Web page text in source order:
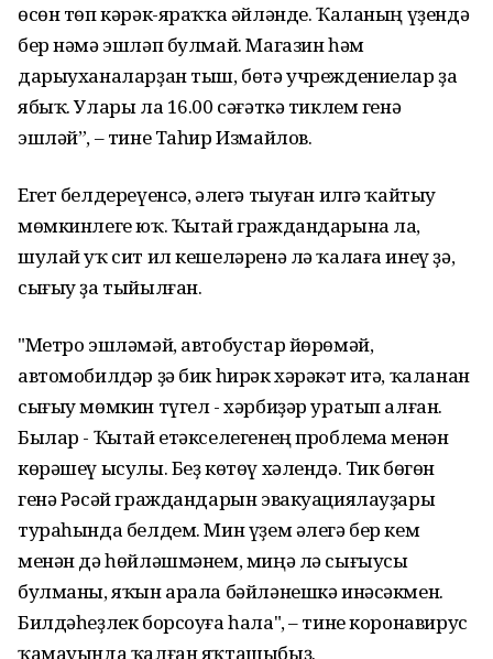
өсөн төп кәрәк-яраҡҡа әйләнде. Ҡаланың үҙендә
бер нәмә эшләп булмай. Магазин һәм
дарыуханаларҙан тыш, бөтә учреждениелар ҙа
ябыҡ. Улары ла 16.00 сәғәткә тиклем генә
эшләй”, – тине Таһир Измайлов.
Егет белдереүенсә, әлегә тыуған илгә ҡайтыу
мөмкинлеге юҡ. Ҡытай граждандарына ла,
шулай уҡ сит ил кешеләренә лә ҡалаға инеү ҙә,
сығыу ҙа тыйылған.
"Метро эшләмәй, автобустар йөрөмәй,
автомобилдәр ҙә бик һирәк хәрәкәт итә, ҡаланан
сығыу мөмкин түгел - хәрбиҙәр уратып алған.
Былар - Ҡытай етәкселегенең проблема менән
көрәшеү ысулы. Беҙ көтөү хәлендә. Тик бөгөн
генә Рәсәй граждандарын эвакуациялауҙары
тураһында белдем. Мин үҙем әлегә бер кем
менән дә һөйләшмәнем, миңә лә сығыусы
булманы, яҡын арала бәйләнешкә инәсәкмен.
Билдәһеҙлек борсоуға һала", – тине коронавирус
ҡамауында ҡалған яҡташыбыҙ.